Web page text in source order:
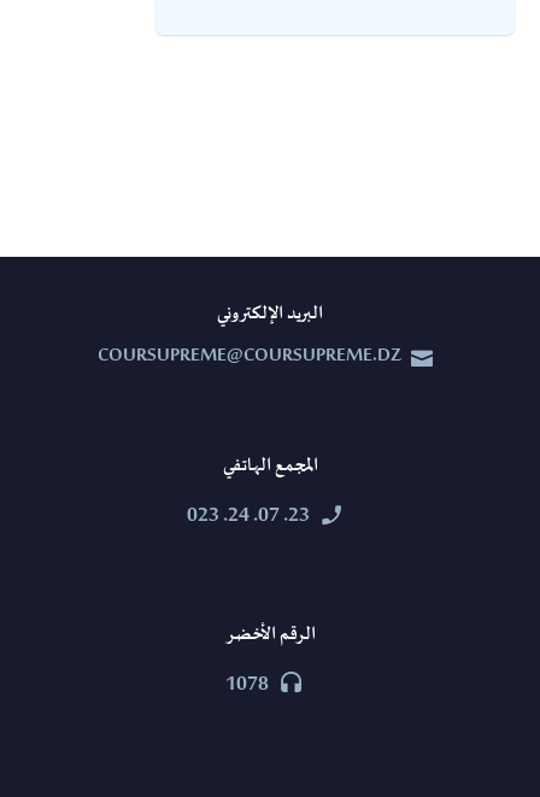
البريد الإلكتروني


COURSUPREME@COURSUPREME.DZ
المجمع الهاتفي


23. 07. 24. 023
الرقم الأخضر


1078